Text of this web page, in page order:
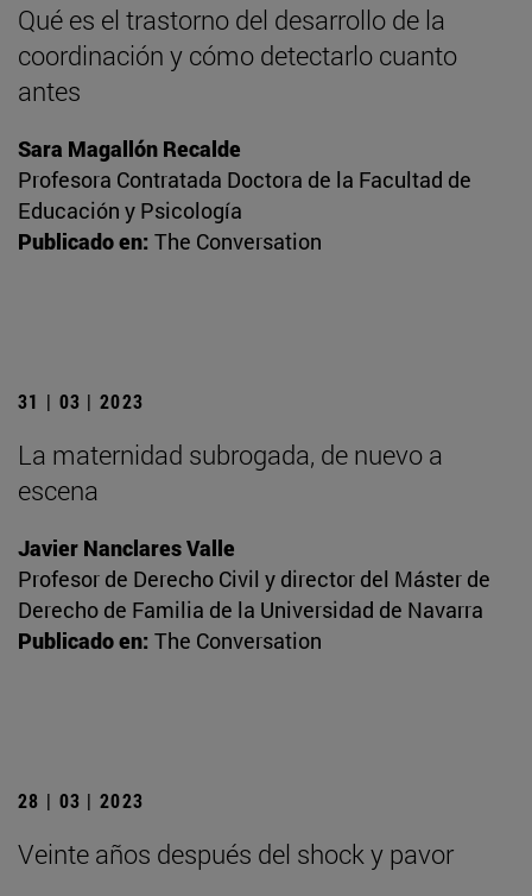
Qué es el trastorno del desarrollo de la
coordinación y cómo detectarlo cuanto
antes
Sara Magallón Recalde
Profesora Contratada Doctora de la Facultad de
Educación y Psicología
Publicado en: The Conversation
31 | 03 | 2023
La maternidad subrogada, de nuevo a
escena
Javier Nanclares Valle
Profesor de Derecho Civil y director del Máster de
Derecho de Familia de la Universidad de Navarra
Publicado en: The Conversation
28 | 03 | 2023
Veinte años después del shock y pavor